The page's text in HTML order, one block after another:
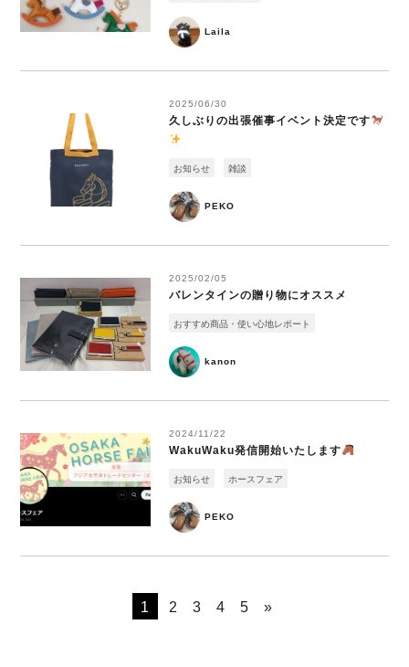
Laila
2025/06/30
久しぶりの出張催事イベント決定です
PEKO
お知らせ 雑談
2025/02/05
バレンタインの贈り物にオススメ
kanon
おすすめ商品・使い心地レポート
2024/11/22
WakuWaku発信開始いたします
PEKO
お知らせ ホースフェア
1 2 3 4 5 »